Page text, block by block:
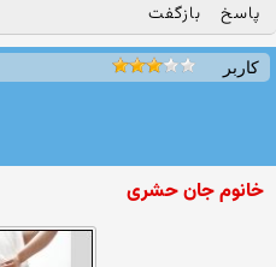
پاسخ بازگفت
کاربر
خانوم جان حشری